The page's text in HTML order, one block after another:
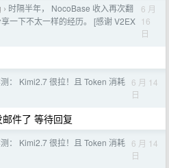
› 时隔半年， NocoBase 收入再次翻
一下不太一样的经历。 [感谢 V2EX
6 月
16
日
： Kimi2.7 很拉！且 Token 消耗 6 月 14
日
件了 等待回复
： Kimi2.7 很拉！且 Token 消耗 6 月 14
日